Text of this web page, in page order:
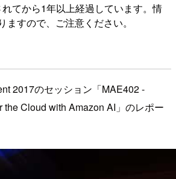
てから1年以上経過しています。情
すので、ご注意ください。
2017のセッション「MAE402 -
the Cloud with Amazon AI」のレポー